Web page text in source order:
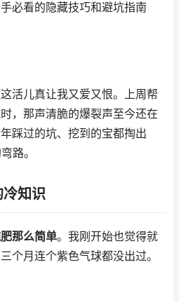
必看的隐藏技巧和避坑指南
活儿真让我又爱又恨。上周帮
，那声清脆的爆裂声至今还在
踩过的坑、挖到的宝都掏出
路。
知识
那么简单。我刚开始也觉得就
个月连个紫色气球都没出过。